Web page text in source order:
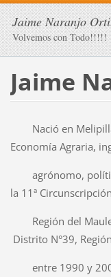
Jaime Naranjo
Volvemos con Todo!!!!!
Jaime
Nació en
Economía Agraria,
agrónomo,
la 11ª
Región del
Distrito N°39,
entre 1990 y